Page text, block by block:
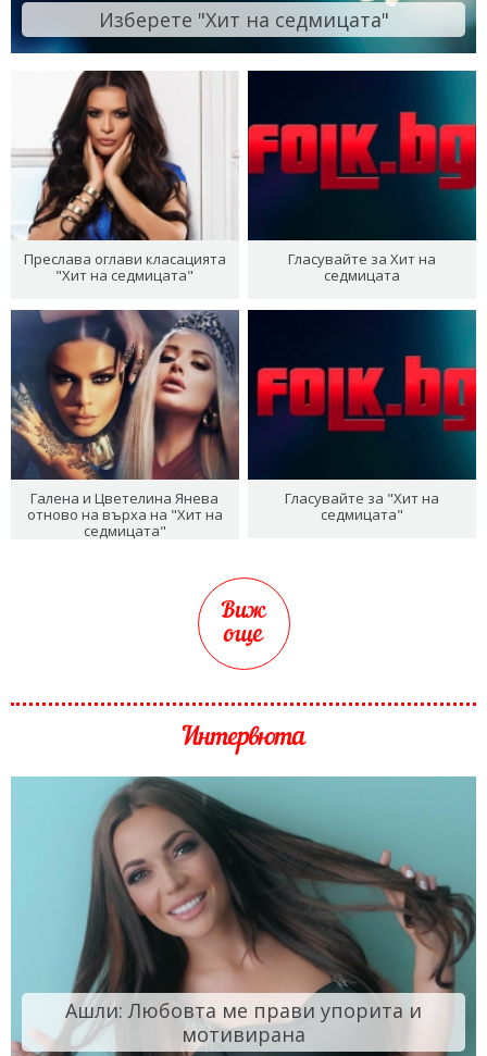
Изберете "Хит на седмицата"
Преслава оглави класацията
"Хит на седмицата"
Гласувайте за Хит на
седмицата
Галена и Цветелина Янева
отново на върха на "Хит на
седмицата"
Гласувайте за "Хит на
седмицата"
Виж
още
Интервюта
Ашли: Любовта ме прави упорита и
мотивирана